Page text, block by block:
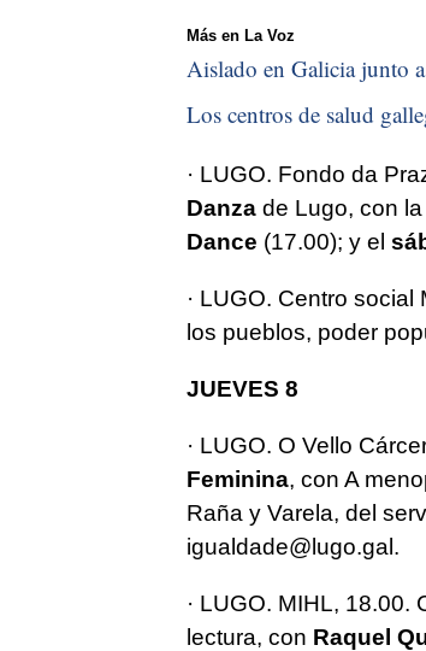
Más en La Voz
Aislado en Galicia junto
Los centros de salud
· LUGO. Fondo da
Danzade Lugo, con la
Dance (17.00); y el
· LUGO. Centro
los pueblos, poder
JUEVES 8
· LUGO. O Vello
Feminina, con A
Raña y Varela, del
igualdade@lugo.gal.
· LUGO. MIHL,
lectura, con Raquel